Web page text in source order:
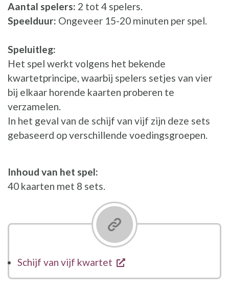
Aantal spelers: 2 tot 4 spelers.
Speelduur: Ongeveer 15-20 minuten per spel.
Speluitleg:
Het spel werkt volgens het bekende
kwartetprincipe, waarbij spelers setjes van vier
bij elkaar horende kaarten proberen te
verzamelen.
In het geval van de schijf van vijf zijn deze sets
gebaseerd op verschillende voedingsgroepen.
Inhoud van het spel:
40 kaarten met 8 sets.
Schijf van vijf kwartet opent een nieuw